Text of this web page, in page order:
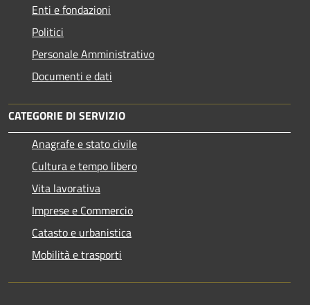
Enti e fondazioni
Politici
Personale Amministrativo
Documenti e dati
CATEGORIE DI SERVIZIO
Anagrafe e stato civile
Cultura e tempo libero
Vita lavorativa
Imprese e Commercio
Catasto e urbanistica
Mobilità e trasporti